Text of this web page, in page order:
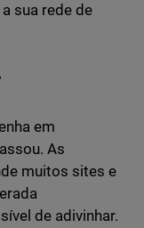
sua rede de
em
As
muitos sites e
de adivinhar.